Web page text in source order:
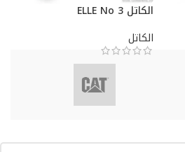
الكاتل ELLE No 3
الكاتل